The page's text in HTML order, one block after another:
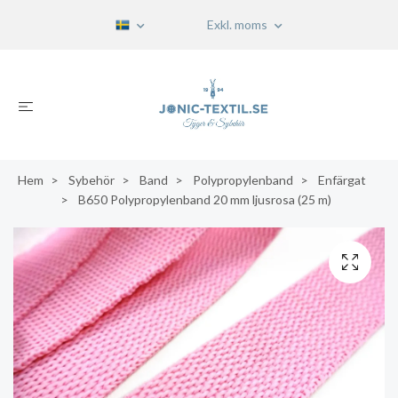
Exkl. moms
Hem Sybehör Band Polypropylenband
Enfärgat
B650 Polypropylenband 20 mm ljusrosa (25 m)